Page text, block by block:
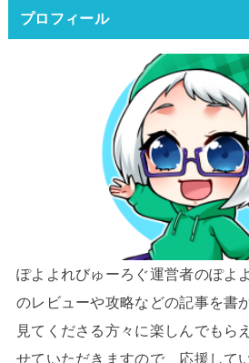
プロフィール
ぽよよれびゅーろぐ運営者のぽよ
のレビューや攻略などの記事を書
見てくださる方々に楽しんでもら
せていただきますので、応援して